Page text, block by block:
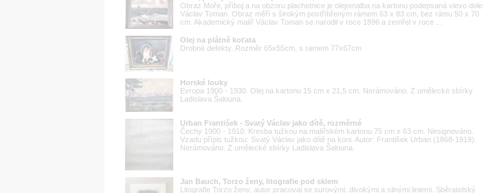
Obraz Moře, příboj a na obzoru plachetnice je olejomalba na kartonu podepsaná vlevo dole
Václav Toman. Obraz měří s širokým postříbřeným rámem 63 x 83 cm, bez rámu 50 x 70
cm. Akademický malíř Václav Toman se narodil v roce 1896 a zemřel v roce ...
Olej na plátně koťata
Drobné defekty. Rozměr 65x55cm, s ramem 77x67cm
Horské louky
Evropa 1900 - 1930. Olej na kartonu 15 cm x 21,5 cm. Nerámováno. Z umělecké sbírky
Ladislava Šalouna.
Urban František - Svatý Václav jako dítě, rozměrné
Čechy 1900 - 1910. Kresba tužkou na malířském kartonu 75 cm x 63 cm. Nesignováno.
Vzadu přípis tužkou: Svatý Václav jako dítě na koni. Autor: František Urban (1868-1919).
Nerámováno. Z umělecké sbírky Ladislava Šalouna.
Jan Bauch, Torzo ženy, litografie pod sklem
Litografie Torzo ženy, autor pracoval se surovými, divokými a silnými liniemi. Sběratelský